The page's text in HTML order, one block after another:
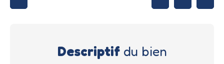
Descriptifdu bien